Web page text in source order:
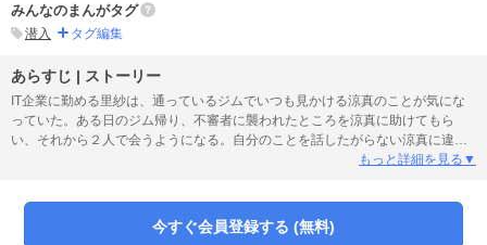
みんなのまんがタグ
潜入 タグ編集
あらすじ | ストーリー
IT企業に勤める里紗は、通っているジムでいつも見かける涼真のことが気にな
っていた。ある日のジム帰り、不審者に襲われたところを涼真に助けてもら
い、それから２人で会うようになる。自分のことを話したがらない涼真に違和
感を覚えつつも、優しく守ってくれる彼に惹かれていくが、突然派遣社員とし
は嘘をついているとは思えない。むしろどんどん甘やかされるようになっ
もっと詳細を見る▼
今すぐ会員登録する (無料)